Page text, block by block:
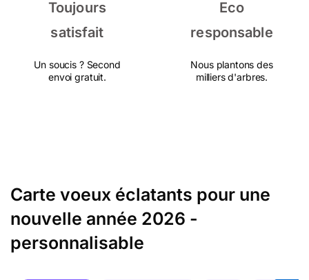
Toujours
satisfait
Un soucis ? Second
envoi gratuit.
Eco
responsable
Nous plantons des
milliers d'arbres.
Carte voeux éclatants pour une
nouvelle année 2026 -
personnalisable